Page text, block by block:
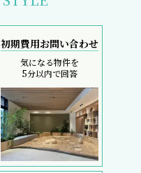
初期費用お問い合わせ
気になる物件を
5分以内で回答